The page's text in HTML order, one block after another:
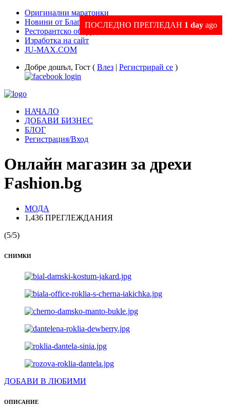
Оригинални маратонки
Новини от Благоевград и Региона
Ресторантско оборудване
Изработка на сайт
JU-MAX.COM
Добре дошъл, Гост ( Влез | Регистрирай се )
НАЧАЛО
ДОБАВИ БИЗНЕС
БЛОГ
Регистрация/Вход
ПОСЛЕДНО ПРЕГЛЕДАН 1 day ago
Онлайн магазин за дрехи
Fashion.bg
МОДА
1,436 ПРЕГЛЕЖДАНИЯ
(5/5)
СНИМКИ
ДОБАВИ В ЛЮБИМИ
ОПИСАНИЕ